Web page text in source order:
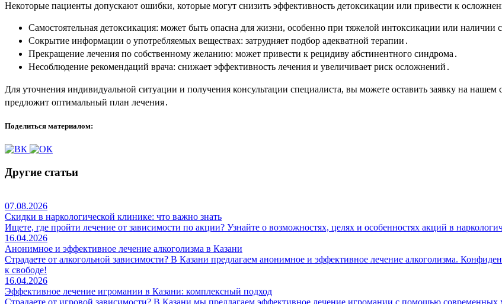
Некоторые пациенты допускают ошибки, которые могут снизить эффективность детоксикации или привести к
Самостоятельная детоксикация: может быть опасна для жизни, особенно при тяжелой интоксикации или наличии
Сокрытие информации о употребляемых веществах: затрудняет подбор адекватной терапии․
Прекращение лечения по собственному желанию: может привести к рецидиву абстинентного синдрома․
Несоблюдение рекомендаций врача: снижает эффективность лечения и увеличивает риск осложнений․
Для уточнения индивидуальной ситуации и получения консультации специалиста, вы можете оставить заявку на
предложит оптимальный план лечения․
Поделиться материалом:
Другие статьи
07.08.2026
Скидки в наркологической клинике: что важно знать
Ищете, где пройти лечение от зависимости по акции? Узнайте о возможностях, целях и особенностях акций в
16.04.2026
Анонимное и эффективное лечение алкоголизма в Казани
Страдаете от алкогольной зависимости? В Казани предлагаем анонимное и эффективное лечение алкоголизма.
к свободе!
16.04.2026
Эффективное лечение игромании в Казани: комплексный подход
Страдаете от игровой зависимости? В Казани мы предлагаем эффективное лечение игромании с помощью